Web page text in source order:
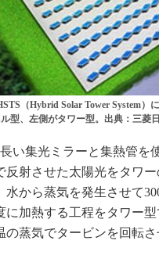
（Hybrid Solar Tower System）
型、左側がタワー型。出典：三菱
い集光ミラーと集熱管を
反射させた太陽光をタワ
水から蒸気を発生させて
に加熱する工程をタワー
の蒸気でタービンを回転さ